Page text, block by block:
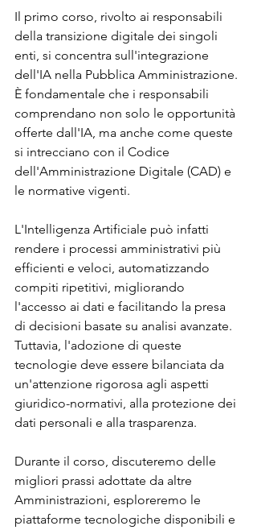
Il primo corso, rivolto ai responsabili
della transizione digitale dei singoli
enti, si concentra sull'integrazione
dell'IA nella Pubblica Amministrazione.
È fondamentale che i responsabili
comprendano non solo le opportunità
offerte dall'IA, ma anche come queste
si intrecciano con il Codice
dell'Amministrazione Digitale (CAD) e
le normative vigenti.
L'Intelligenza Artificiale può infatti
rendere i processi amministrativi più
efficienti e veloci, automatizzando
compiti ripetitivi, migliorando
l'accesso ai dati e facilitando la presa
di decisioni basate su analisi avanzate.
Tuttavia, l'adozione di queste
tecnologie deve essere bilanciata da
un'attenzione rigorosa agli aspetti
giuridico-normativi, alla protezione dei
dati personali e alla trasparenza.
Durante il corso, discuteremo delle
migliori prassi adottate da altre
Amministrazioni, esploreremo le
piattaforme tecnologiche disponibili e